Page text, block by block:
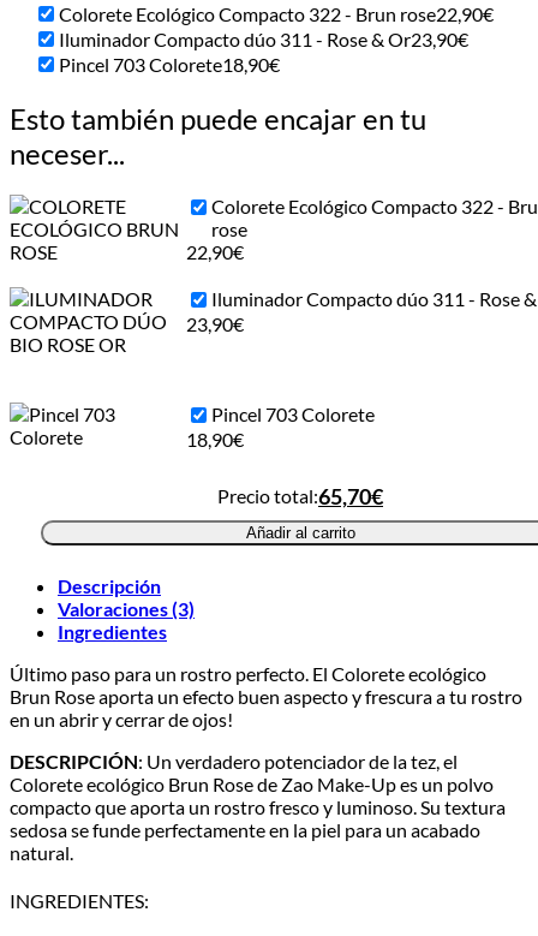
Colorete Ecológico Compacto 322 - Brun rose22,90€
Iluminador Compacto dúo 311 - Rose & Or23,90€
Pincel 703 Colorete18,90€
Esto también puede encajar en tu
neceser...
Colorete Ecológico Compacto 322 -
rose
22,90€
Iluminador Compacto dúo 311 - Rose
23,90€
Pincel 703 Colorete
18,90€
Precio total:65,70€
Añadir al carrito
Descripción
Valoraciones (3)
Ingredientes
Último paso para un rostro perfecto. El Colorete ecológico
Brun Rose aporta un efecto buen aspecto y frescura a tu rostro
en un abrir y cerrar de ojos!
DESCRIPCIÓN: Un verdadero potenciador de la tez, el
Colorete ecológico Brun Rose de Zao Make-Up es un polvo
compacto que aporta un rostro fresco y luminoso. Su textura
sedosa se funde perfectamente en la piel para un acabado
natural.
INGREDIENTES: